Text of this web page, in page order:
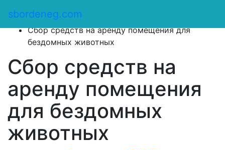
sbordeneg.com
Оказать помощь
Сбор средств на аренду помещения для
бездомных животных
Сбор средств на
аренду помещения
для бездомных
животных